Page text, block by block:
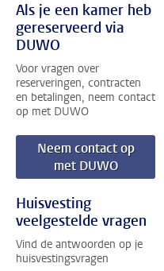
Als je een kamer heb
gereserveerd via
DUWO
Voor vragen over
reserveringen, contracten
en betalingen, neem contact
op met DUWO
Neem contact op
met DUWO
Huisvesting
veelgestelde vragen
Vind de antwoorden op je
huisvestingsvragen